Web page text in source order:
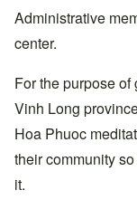
Administrative
center.
For the purpose
Vinh Long
Hoa Phuoc
their community
it.